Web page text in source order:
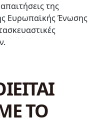
της
Ευρωπαϊκής Ένωσης
ΤΟ